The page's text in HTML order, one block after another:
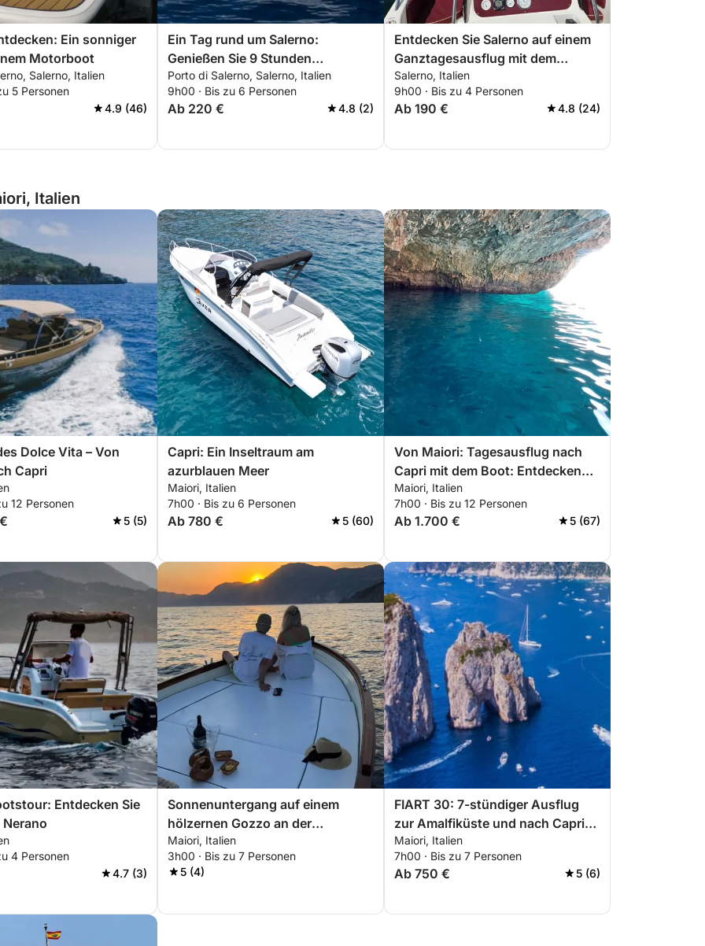
Ein sonniger
Motorboot
Salerno, Italien
5 Personen
4.9 (46)
Ein Tag rund um Salerno:
Genießen Sie 9 Stunden
Entdeckungstour mit dem
Motorboot
Porto di Salerno, Salerno, Italien
9h00 · Bis zu 6 Personen
Ab 220 € 4.8 (2)
Entdecken Sie Salerno auf einem
Ganztagesausflug mit dem
Motorboot
Salerno, Italien
9h00 · Bis zu 4 Personen
Ab 190 € 4.8 (24)
Italien
Dolce Vita – Von
Capri
12 Personen
5 (5)
Capri: Ein Inseltraum am
azurblauen Meer
Maiori, Italien
7h00 · Bis zu 6 Personen
Ab 780 € 5 (60)
Von Maiori: Tagesausflug nach
Capri mit dem Boot: Entdecken
Sie die Amalfiküste stilvoll
Maiori, Italien
7h00 · Bis zu 12 Personen
Ab 1.700 € 5 (67)
Entdecken Sie
4 Personen
4.7 (3)
Sonnenuntergang auf einem
hölzernen Gozzo an der
Amalfiküste: von Maiori nach
Praiano
Maiori, Italien
3h00 · Bis zu 7 Personen
5 (4)
FIART 30: 7-stündiger Ausflug
zur Amalfiküste und nach Capri
ab Maiori
Maiori, Italien
7h00 · Bis zu 7 Personen
Ab 750 € 5 (6)